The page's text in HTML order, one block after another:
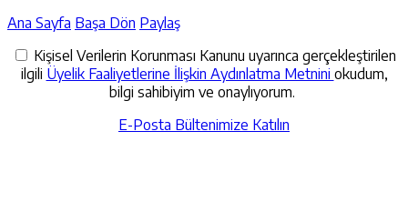
Ana Sayfa Başa Dön Paylaş
Kişisel Verilerin Korunması Kanunu uyarınca gerçekleştirilen
ilgili Üyelik Faaliyetlerine İlişkin Aydınlatma Metnini okudum,
bilgi sahibiyim ve onaylıyorum.
E-Posta Bültenimize Katılın